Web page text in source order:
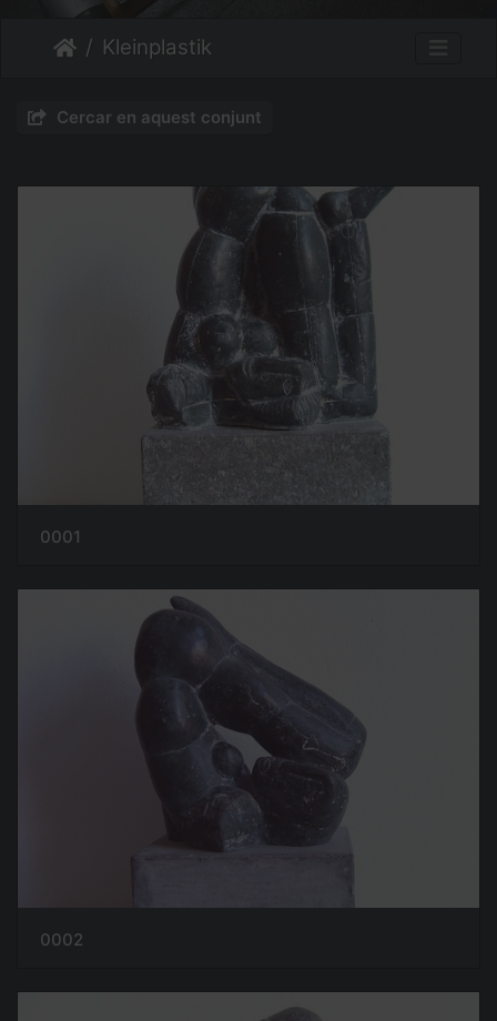
Kleinplastik
Cercar en aquest conjunt
0001
0002